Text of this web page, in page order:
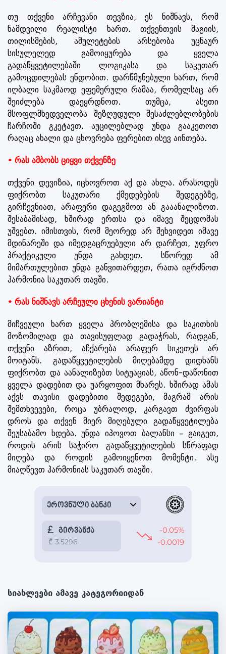
თუ თქვენი არჩევანი თევზია, ეს ნიშნავს, რომ
ნამდვილი რეალისტი ხართ. თქვენთვის მაგიის,
თილისმების, ამულეტების არსებობა უცნაურ
სისულელედ გამოიყურება და ყველა
გადაწყვეტილებაში ლოგიკასა და საკუთარ
გამოცდილებას ენდობით. დარწმუნებული ხართ, რომ
იღბალი საკმაოდ ეფემერული რამაა, რომელსაც არ
შეიძლება დაეყრდნოთ. თუმცა, ასეთი
მსოფლმხედველობა შეზღუდული შესაძლებლობების
ჩარჩოში გკეტავთ. აუცილებლად უნდა გააკეთოთ
რაღაც ახალი და ცხოვრება ფერებით ისევ აინთება.
• რას ამბობს ციყვი თქვენზე
თქვენი დევიზია, იცხოვროთ აქ და ახლა. არასოდეს
ფიქრობთ საკუთარი ქმედებების შედეგებზე,
გირჩევნიათ, არაფერი დაგეგმოთ ან გააანალიზოთ.
შესაბამისად, ხშირად ერთსა და იმავე შეცდომას
უშვებთ. იმისთვის, რომ მეორედ არ შეხვიდეთ იმავე
მდინარეში და იმედგაცრუებული არ დარჩეთ, უფრო
პრაქტიკული უნდა გახდეთ. სწორედ ამ
მიმართულებით უნდა განვითარდეთ, რათა იგრძნოთ
ჰარმონია საკუთარ თავში.
• რას ნიშნავს არჩეული ცხენის ვარიანტი
მიჩვეული ხართ ყველა პრობლემისა და საკითხის
მოზომილად და თავისუფლად გადაჭრას, რადგან,
თქვენი აზრით, აჩქარება არაფერ სიკეთეს არ
მოიტანს. გადაწყვეტილების მიღებამდე დიდხანს
ფიქრობთ და აანალიზებთ სიტუაციას, აწონ-დაწონით
ყველა დადებით და უარყოფით მხარეს. ხშირად ამას
აქვს თავისი დადებითი შედეგები, მაგრამ არის
შემთხვევები, როცა უბრალოდ, კარგავთ ძვირფას
დროს და თქვენ მიერ მიღებული გადაწყვეტილება
შეუსაბამო ხდება. უნდა იპოვოთ ბალანსი – გაიგეთ,
როდის არის საჭირო გადაწყვეტილების სწრაფად
მიღება და როდის გამოიყენოთ მომენტი. ასე
მიაღწევთ ჰარმონიას საკუთარ თავში.
სიახლეები ამავე კატეგორიიდან